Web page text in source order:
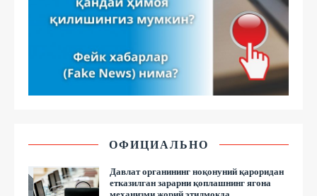
ОФИЦИАЛЬНО
Давлат органининг ноқонуний қароридан
етказилган зарарни қоплашнинг ягона